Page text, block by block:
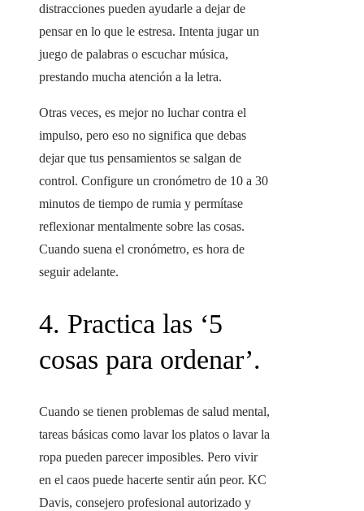
distracciones pueden ayudarle a dejar de
pensar en lo que le estresa. Intenta jugar un
juego de palabras o escuchar música,
prestando mucha atención a la letra.
Otras veces, es mejor no luchar contra el
impulso, pero eso no significa que debas
dejar que tus pensamientos se salgan de
control. Configure un cronómetro de 10 a 30
minutos de tiempo de rumia y permítase
reflexionar mentalmente sobre las cosas.
Cuando suena el cronómetro, es hora de
seguir adelante.
4. Practica las ‘5
cosas para ordenar’.
Cuando se tienen problemas de salud mental,
tareas básicas como lavar los platos o lavar la
ropa pueden parecer imposibles. Pero vivir
en el caos puede hacerte sentir aún peor. KC
Davis, consejero profesional autorizado y